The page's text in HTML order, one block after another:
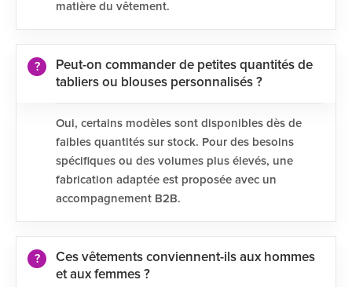
matière du vêtement.
Peut-on commander de petites quantités de
tabliers ou blouses personnalisés ?
Oui, certains modèles sont disponibles dès de
faibles quantités sur stock. Pour des besoins
spécifiques ou des volumes plus élevés, une
fabrication adaptée est proposée avec un
accompagnement B2B.
Ces vêtements conviennent-ils aux hommes
et aux femmes ?